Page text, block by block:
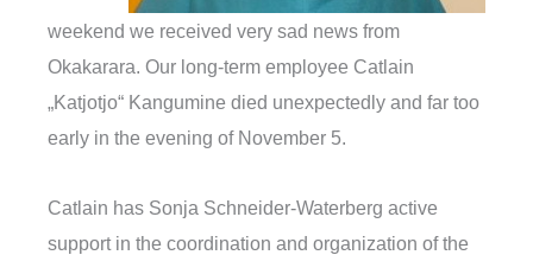
weekend we received very sad news from
Okakarara. Our long-term employee Catlain
„Katjotjo“ Kangumine died unexpectedly and far too
early in the evening of November 5.
Catlain has Sonja Schneider-Waterberg active
support in the coordination and organization of the